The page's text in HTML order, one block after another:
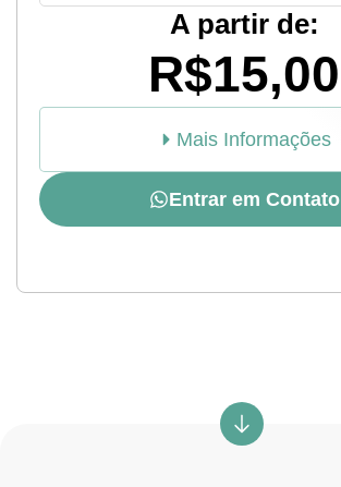
A partir de:
R$15,00
Mais Informações
Entrar em Contato